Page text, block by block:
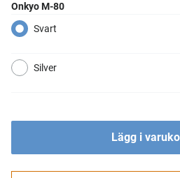
Onkyo M-80
Svart
Silver
Lägg i